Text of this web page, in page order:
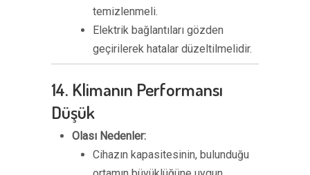
temizlenmeli.
Elektrik bağlantıları gözden
geçirilerek hatalar düzeltilmelidir.
14. Klimanın Performansı
Düşük
Olası Nedenler:
Cihazın kapasitesinin, bulunduğu